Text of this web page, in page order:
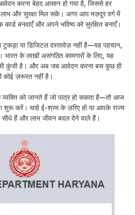
करना बेहद आसान हो गया है, जिससे हर
और सुरक्षा मिल सके। अगर आप मज़दूर वर्ग में
बनवाएँ और अपने भविष्य को सुरक्षित बनाएँ।
टुकड़ा या डिजिटल दस्तावेज़ नहीं है—यह पहचान,
भारत के लाखों असंगठित कामगारों के लिए, यह
की कुंजी है। और अब जब आवेदन करना बस कुछ ही
कोई ज़रूरत नहीं है।
को जानते हैं जो पात्र हो सकता है—तो आज
शुरू करें। चाहे ई-श्रम के ज़रिए हो या आपके राज्य
हैं और लाभ जीवन बदल देने वाले हैं।